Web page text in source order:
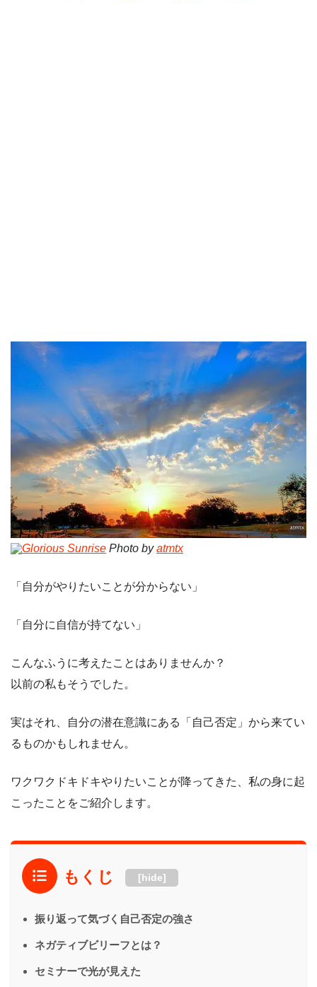
Glorious Sunrise Photo byatmtx
「自分がやりたいことが分からない」
「自分に自信が持てない」
こんなふうに考えたことはありませんか？
以前の私もそうでした。
実はそれ、自分の潜在意識にある「自己否定」から来てい
るものかもしれません。
ワクワクドキドキやりたいことが降ってきた、私の身に起
こったことをご紹介します。
もくじ [hide]
振り返って気づく自己否定の強さ
ネガティブビリーフとは？
セミナーで光が見えた